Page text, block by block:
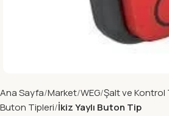
Ana Sayfa Market WEG Şalt ve Kontrol
Buton Tipleri İkiz Yaylı Buton Tip